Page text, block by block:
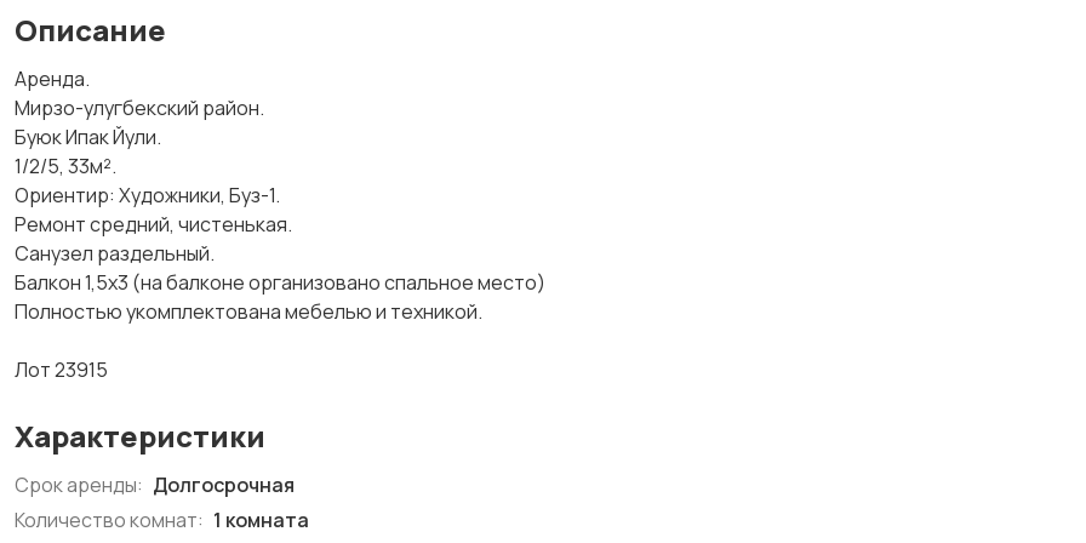
Описание
Аренда.
Мирзо-улугбекский район.
Буюк Ипак Йули.
1/2/5, 33м².
Ориентир: Художники, Буз-1.
Ремонт средний, чистенькая.
Санузел раздельный.
Балкон 1,5х3 (на балконе организовано спальное место)
Полностью укомплектована мебелью и техникой.
Лот 23915
Характеристики
Срок аренды: Долгосрочная
Количество комнат: 1 комната